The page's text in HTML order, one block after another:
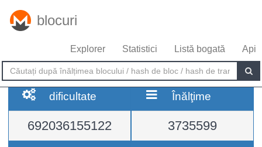
blocuri
Explorer Statistici Listă bogată Api
dificultate
692036155122
Înălţime
3735599